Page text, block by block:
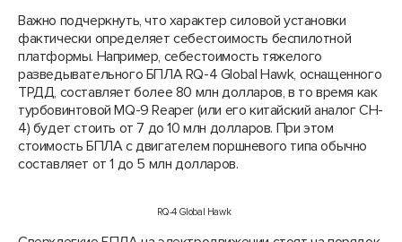
Важно подчеркнуть, что характер силовой установки
фактически определяет себестоимость беспилотной
платформы. Например, себестоимость тяжелого
разведывательного БПЛА RQ-4 Global Hawk, оснащенного
ТРДД, составляет более 80 млн долларов, в то время как
турбовинтовой MQ-9 Reaper (или его китайский аналог CH-
4) будет стоить от 7 до 10 млн долларов. При этом
стоимость БПЛА с двигателем поршневого типа обычно
составляет от 1 до 5 млн долларов.
RQ-4 Global Hawk